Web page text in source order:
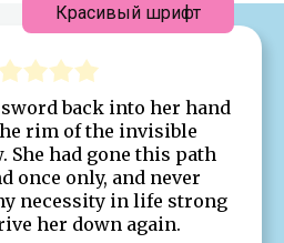
back into her hand
rim of the invisible
She had gone this path
once only, and never
necessity in life strong
her down again.
Красивый шрифт